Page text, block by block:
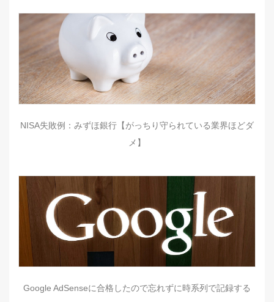
NISA失敗例：みずほ銀行【がっちり守られている業界ほどダ
メ】
Google AdSenseに合格したので忘れずに時系列で記録する